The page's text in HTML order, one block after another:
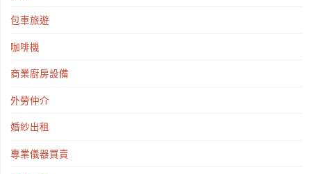
包車旅遊
咖啡機
商業廚房設備
外勞仲介
婚紗出租
專業儀器買賣